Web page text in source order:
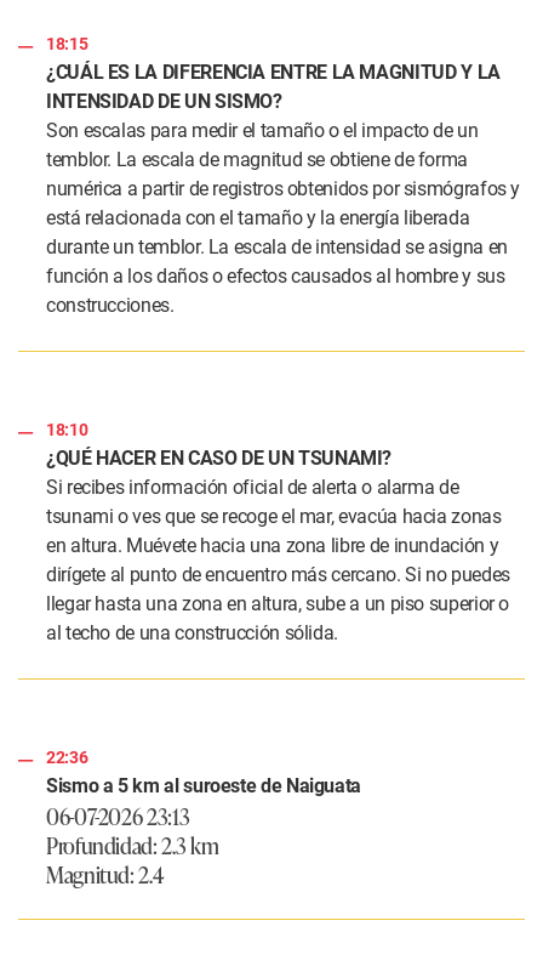
18:15
¿CUÁL ES LA DIFERENCIA ENTRE LA MAGNITUD Y LA
INTENSIDAD DE UN SISMO?
Son escalas para medir el tamaño o el impacto de un
temblor. La escala de magnitud se obtiene de forma
numérica a partir de registros obtenidos por sismógrafos y
está relacionada con el tamaño y la energía liberada
durante un temblor. La escala de intensidad se asigna en
función a los daños o efectos causados al hombre y sus
construcciones.
18:10
¿QUÉ HACER EN CASO DE UN TSUNAMI?
Si recibes información oficial de alerta o alarma de
tsunami o ves que se recoge el mar, evacúa hacia zonas
en altura. Muévete hacia una zona libre de inundación y
dirígete al punto de encuentro más cercano. Si no puedes
llegar hasta una zona en altura, sube a un piso superior o
al techo de una construcción sólida.
22:36
Sismo a 5 km al suroeste de Naiguata
06-07-2026 23:13
Profundidad: 2.3 km
Magnitud: 2.4